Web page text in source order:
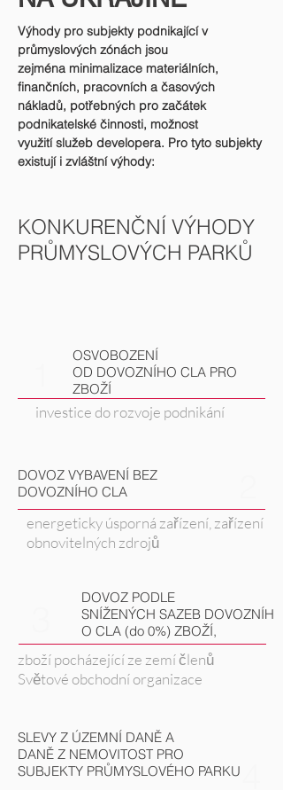
Výhody pro subjekty podnikající v
průmyslových zónách jsou
zejména minimalizace materiálních,
finančních, pracovních a časových
nákladů, potřebných pro začátek
podnikatelské činnosti, možnost
využití služeb developera. Pro tyto subjekty
existují i zvláštní výhody:
KONKURENČNÍ VÝHODY
PRŮMYSLOVÝCH PARKŮ
OSVOBOZENÍ
OD DOVOZNÍHO CLA PRO
ZBOŽÍ
investice do rozvoje podnikání
DOVOZ VYBAVENÍ BEZ
DOVOZNÍHO CLA
energeticky úsporná zařízení, zařízení
obnovitelných zdrojů
DOVOZ PODLE
SNÍŽENÝCH SAZEB DOVOZNÍH
O CLA (do 0%) ZBOŽÍ,
zboží pocházející ze zemí členů
Světové obchodní organizace
SLEVY Z ÚZEMNÍ DANĚ A
DANĚ Z NEMOVITOST PRO
SUBJEKTY PRŮMYSLOVÉHO PARKU